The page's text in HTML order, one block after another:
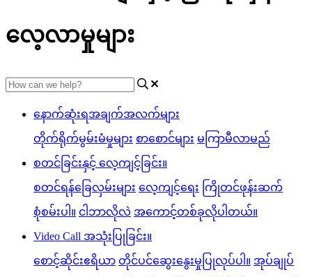
လေ့လာမှုများ
နောက်ဆုံးရအချက်အလက်များ
တိုက်ရိုက်မွမ်းမံမှုများ စာစောင်များ မကြာမီလာမည်
စတင်ခြင်းနှင့် လေ့ကျင့်ခြင်း။
စတင်ရန်ခြေလှမ်းများ လေ့ကျင့်ရေး ကြိုတင်ဖုန်းဆက်
စုံစမ်းပါ။ ငါဘာလိုလဲ အကောင့်တစ်ခုလိုပါတယ်။
Video Call အသုံးပြုခြင်း။
စောင့်ဆိုင်းဧရိယာ တိုင်ပင်ဆွေးနွေးမှုပြုလုပ်ပါ။ အုပ်ချုပ်